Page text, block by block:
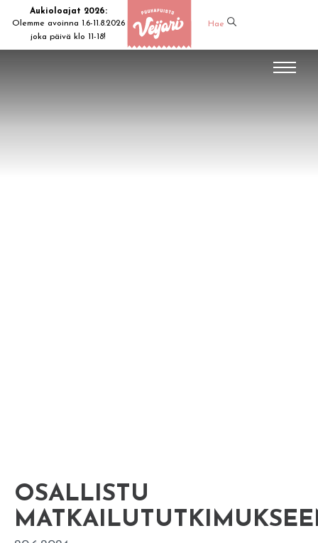
Aukioloajat 2026:
Olemme avoinna 1.6-11.8.2026
joka päivä klo 11-18!
Hae
OSALLISTU